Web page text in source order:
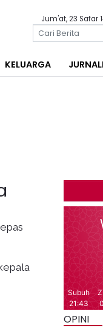
Jum'at, 23 Safar
KELUARGA
OPINI